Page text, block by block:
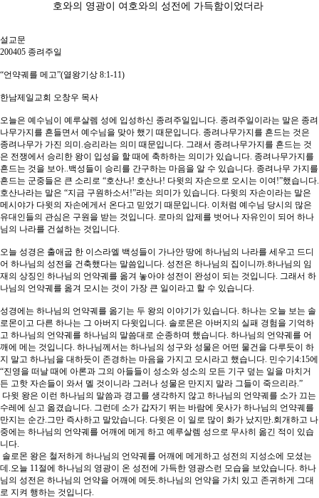
호와의 영광이 여호와의 성전에 가득함이었더라
설교문
200405 종려주일
“언약궤를 메고”(열왕기상 8:1-11)
한남제일교회 오창우 목사
오늘은 예수님이 예루살렘 성에 입성하신 종려주일입니다. 종려주일이라는 말은 종려
나무가지를 흔들면서 예수님을 맞아 했기 때문입니다. 종려나무가지를 흔드는 것은
종려나무가 가진 의미.승리라는 의미 때문입니다. 그래서 종려나무가지를 흔드는 것
은 전쟁에서 승리한 왕이 입성을 할 때에 축하하는 의미가 있습니다. 종려나무가지를
흔드는 것을 보아..백성들이 승리를 간구하는 마음을 알 수 있습니다. 종려나무 가지를
흔드는 군중들은 큰 소리로 “호산나! 호산나! 다윗의 자손으로 오시는 이여!”했습니다.
호산나라는 말은 “지금 구원하소서!”라는 의미가 있습니다. 다윗의 자손이라는 말은
메시야가 다윗의 자손에게서 온다고 믿었기 때문입니다. 이처럼 예수님 당시의 많은
유대인들의 관심은 구원을 받는 것입니다. 로마의 압제를 벗어나 자유인이 되어 하나
님의 나라를 건설하는 것입니다.
오늘 성경은 출애굽 한 이스라엘 백성들이 가나안 땅에 하나님의 나라를 세우고 드디
어 하나님의 성전을 건축했다는 말씀입니다. 성전은 하나님의 집이니까.하나님의 임
재의 상징인 하나님의 언약궤를 옮겨 놓아야 성전이 완성이 되는 것입니다. 그래서 하
나님의 언약궤를 옮겨 모시는 것이 가장 큰 일이라고 할 수 있습니다.
성경에는 하나님의 언약궤를 옮기는 두 왕의 이야기가 있습니다. 하나는 오늘 보는 솔
로몬이고 다른 하나는 그 아버지 다윗입니다. 솔로몬은 아버지의 실패 경험을 기억하
고 하나님의 언약궤를 하나님의 말씀대로 순종하며 했습니다. 하나님의 언약궤를 어
깨에 메는 것입니다. 하나님께서는 하나님의 성구와 성물은 어떤 물건을 다루듯이 하
지 말고 하나님을 대하듯이 존경하는 마음을 가지고 모시라고 했습니다. 민수기4:15에
“진영을 떠날 때에 아론과 그의 아들들이 성소와 성소의 모든 기구 덮는 일을 마치거
든 고핫 자손들이 와서 멜 것이니라 그러나 성물은 만지지 말라 그들이 죽으리라.”
다윗 왕은 이런 하나님의 말씀과 경고를 생각하지 않고 하나님의 언약궤를 소가 끄는
수레에 싣고 옮겼습니다. 그런데 소가 갑자기 뛰는 바람에 웃사가 하나님의 언약궤를
만지는 순간.그만 즉사하고 말았습니다. 다윗은 이 일로 많이 화가 났지만.회개하고 나
중에는 하나님의 언약궤를 어깨에 메게 하고 예루살렘 성으로 무사히 옮긴 적이 있습
니다.
솔로몬 왕은 철저하게 하나님의 언약궤를 어깨에 메게하고 성전의 지성소에 모셨는
데.오늘 11절에 하나님의 영광이 온 성전에 가득한 영광스런 모습을 보았습니다. 하나
님의 성전은 하나님의 언약을 어깨에 메듯.하나님의 언약을 가치 있고 존귀하게 그대
로 지켜 행하는 것입니다.